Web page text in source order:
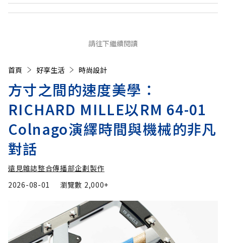
請往下繼續閱讀
首頁 好享生活 時尚設計
方寸之間的速度美學：
RICHARD MILLE以RM 64-01
Colnago演繹時間與機械的非凡
對話
遠見雜誌整合傳播部企劃製作
2026-08-01
瀏覽數 2,000+